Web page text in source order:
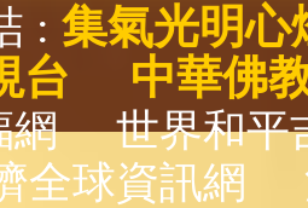
: 集氣光明心
台
中華佛
網
世界和平
全球資訊網